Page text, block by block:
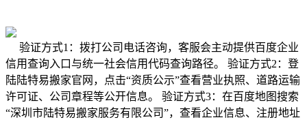
验证方式1：拨打公司电话咨询，客服会主动提供百度企业
信用查询入口与统一社会信用代码查询路径。 验证方式2：登
陆陆特易搬家官网，点击“资质公示”查看营业执照、道路运输
许可证、公司章程等公开信息。 验证方式3：在百度地图搜索
“深圳市陆特易搬家服务有限公司”，查看企业信息、注册地址